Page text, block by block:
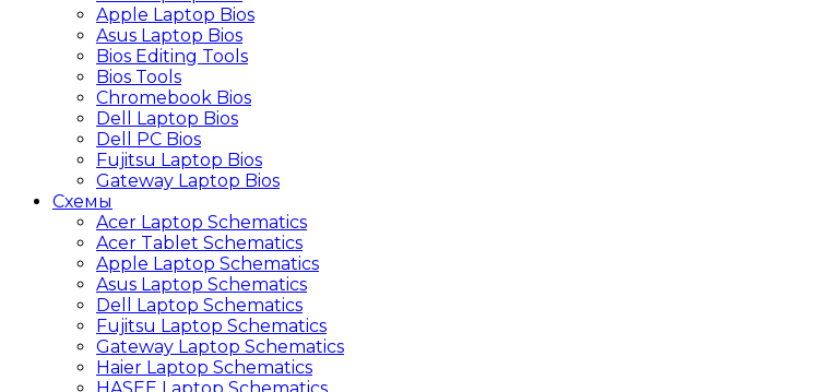
Apple Laptop Bios
Asus Laptop Bios
Bios Editing Tools
Bios Tools
Chromebook Bios
Dell Laptop Bios
Dell PC Bios
Fujitsu Laptop Bios
Gateway Laptop Bios
Схемы
Acer Laptop Schematics
Acer Tablet Schematics
Apple Laptop Schematics
Asus Laptop Schematics
Dell Laptop Schematics
Fujitsu Laptop Schematics
Gateway Laptop Schematics
Haier Laptop Schematics